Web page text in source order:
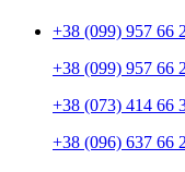
+38 (099) 957 66
+38 (099) 957 66
+38 (073) 414 66
+38 (096) 637 66